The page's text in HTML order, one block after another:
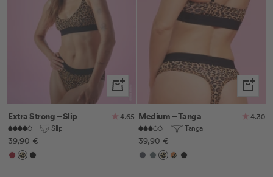
Schnellansicht
Extra Strong – Slip
4.65
Slip
Angebotspreis
39,90 €
Cherry
LeoSchwarz
Medium – Tanga
4.30
Tanga
Angebotspreis
39,90 €
Anthrazit
DarkLeoLeo/Orange
Schwarz